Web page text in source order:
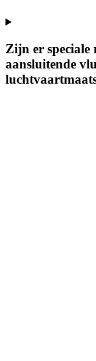
Zijn er speciale
aansluitende